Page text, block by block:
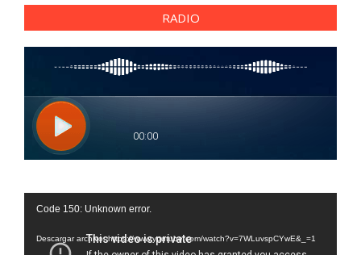
RADIO
Reproductor
vídeo
Code 150: Unknown error.
Descargar archivo: https://www.youtube.com/watch?v=7WLuvspCYwE&_=1